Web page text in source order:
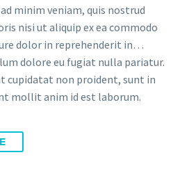
minim veniam, quis nostrud
nisi ut aliquip ex ea commodo
dolor in reprehenderit in…
dolore eu fugiat nulla pariatur.
cupidatat non proident, sunt in
mollit anim id est laborum.